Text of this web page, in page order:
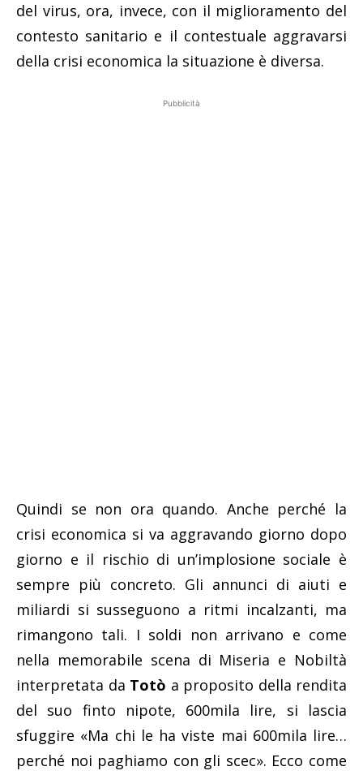
del virus, ora, invece, con il miglioramento del
contesto sanitario e il contestuale aggravarsi
della crisi economica la situazione è diversa.
Pubblicità
Quindi se non ora quando. Anche perché la
crisi economica si va aggravando giorno dopo
giorno e il rischio di un’implosione sociale è
sempre più concreto. Gli annunci di aiuti e
miliardi si susseguono a ritmi incalzanti, ma
rimangono tali. I soldi non arrivano e come
nella memorabile scena di Miseria e Nobiltà
interpretata da Totò a proposito della rendita
del suo finto nipote, 600mila lire, si lascia
sfuggire «Ma chi le ha viste mai 600mila lire…
perché noi paghiamo con gli scec». Ecco come